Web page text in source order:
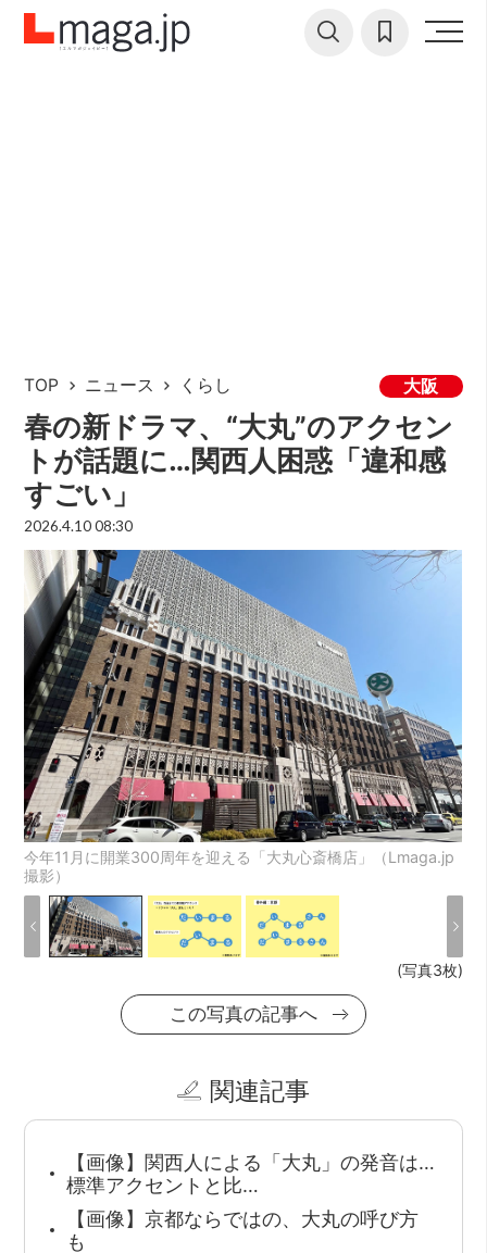
TOP ニュース くらし 大阪
春の新ドラマ、“大丸”のアクセン
トが話題に…関西人困惑「違和感
すごい」
2026.4.10 08:30
今年11月に開業300周年を迎える「大丸心斎橋店」（Lmaga.jp
撮影）
(写真3枚)
この写真の記事へ
関連記事
【画像】関西人による「大丸」の発音は…
標準アクセントと比…
【画像】京都ならではの、大丸の呼び方
も